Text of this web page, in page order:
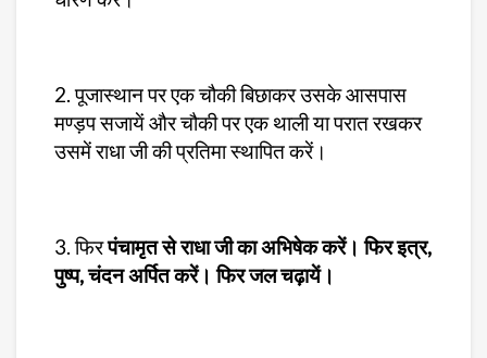
2. पूजास्थान पर एक चौकी बिछाकर उसके आसपास
मण्ड़प सजायें और चौकी पर एक थाली या परात रखकर
उसमें राधा जी की प्रतिमा स्थापित करें।
3. फिरपंचामृत से राधा जी का अभिषेक करें। फिर इत्र,
पुष्प, चंदन अर्पित करें। फिर जल चढ़ायें।